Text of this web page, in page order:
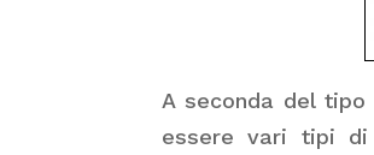
A seconda del
essere vari tipi di